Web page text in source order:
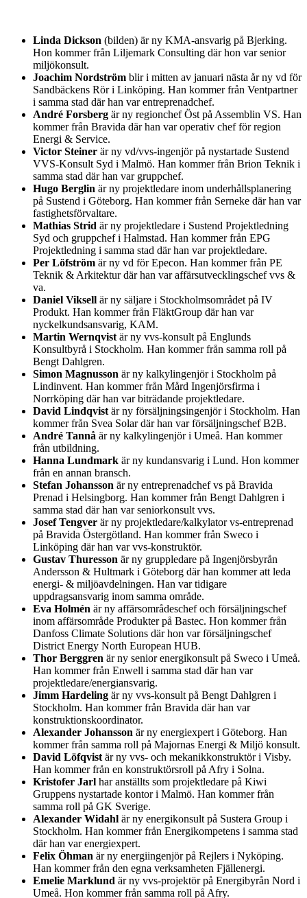
Linda Dickson (bilden) är ny KMA-ansvarig på Bjerking.
Hon kommer från Liljemark Consulting där hon var senior
miljökonsult.
Joachim Nordström blir i mitten av januari nästa år ny vd för
Sandbäckens Rör i Linköping. Han kommer från Ventpartner
i samma stad där han var entreprenadchef.
André Forsberg är ny regionchef Öst på Assemblin VS. Han
kommer från Bravida där han var operativ chef för region
Energi & Service.
Victor Steiner är ny vd/vvs-ingenjör på nystartade Sustend
VVS-Konsult Syd i Malmö. Han kommer från Brion Teknik i
samma stad där han var gruppchef.
Hugo Berglin är ny projektledare inom underhållsplanering
på Sustend i Göteborg. Han kommer från Serneke där han var
fastighetsförvaltare.
Mathias Strid är ny projektledare i Sustend Projektledning
Syd och gruppchef i Halmstad. Han kommer från EPG
Projektledning i samma stad där han var projektledare.
Per Löfström är ny vd för Epecon. Han kommer från PE
Teknik & Arkitektur där han var affärsutvecklingschef vvs &
va.
Daniel Viksell är ny säljare i Stockholmsområdet på IV
Produkt. Han kommer från FläktGroup där han var
nyckelkundsansvarig, KAM.
Martin Wernqvist är ny vvs-konsult på Englunds
Konsultbyrå i Stockholm. Han kommer från samma roll på
Bengt Dahlgren.
Simon Magnusson är ny kalkylingenjör i Stockholm på
Lindinvent. Han kommer från Mård Ingenjörsfirma i
Norrköping där han var biträdande projektledare.
David Lindqvist är ny försäljningsingenjör i Stockholm. Han
kommer från Svea Solar där han var försäljningschef B2B.
André Tannå är ny kalkylingenjör i Umeå. Han kommer
från utbildning.
Hanna Lundmark är ny kundansvarig i Lund. Hon kommer
från en annan bransch.
Stefan Johansson är ny entreprenadchef vs på Bravida
Prenad i Helsingborg. Han kommer från Bengt Dahlgren i
samma stad där han var seniorkonsult vvs.
Josef Tengver är ny projektledare/kalkylator vs-entreprenad
på Bravida Östergötland. Han kommer från Sweco i
Linköping där han var vvs-konstruktör.
Gustav Thuresson är ny gruppledare på Ingenjörsbyrån
Andersson & Hultmark i Göteborg där han kommer att leda
energi- & miljöavdelningen. Han var tidigare
uppdragsansvarig inom samma område.
Eva Holmén är ny affärsområdeschef och försäljningschef
inom affärsområde Produkter på Bastec. Hon kommer från
Danfoss Climate Solutions där hon var försäljningschef
District Energy North European HUB.
Thor Berggren är ny senior energikonsult på Sweco i Umeå.
Han kommer från Enwell i samma stad där han var
projektledare/energiansvarig.
Jimm Hardeling är ny vvs-konsult på Bengt Dahlgren i
Stockholm. Han kommer från Bravida där han var
konstruktionskoordinator.
Alexander Johansson är ny energiexpert i Göteborg. Han
kommer från samma roll på Majornas Energi & Miljö konsult.
David Löfqvist är ny vvs- och mekanikkonstruktör i Visby.
Han kommer från en konstruktörsroll på Afry i Solna.
Kristofer Jarl har anställts som projektledare på Kiwi
Gruppens nystartade kontor i Malmö. Han kommer från
samma roll på GK Sverige.
Alexander Widahl är ny energikonsult på Sustera Group i
Stockholm. Han kommer från Energikompetens i samma stad
där han var energiexpert.
Felix Öhman är ny energiingenjör på Rejlers i Nyköping.
Han kommer från den egna verksamheten Fjällenergi.
Emelie Marklund är ny vvs-projektör på Energibyrån Nord i
Umeå. Hon kommer från samma roll på Afry.